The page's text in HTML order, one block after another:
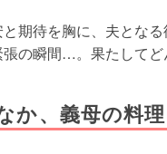
期待を胸に、夫とな
張の瞬間…。果たしてど
か、義母の料